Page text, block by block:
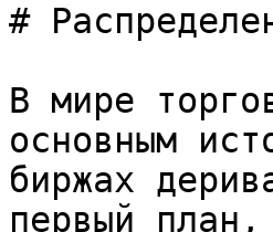
#
В мире
основным
биржах
первый